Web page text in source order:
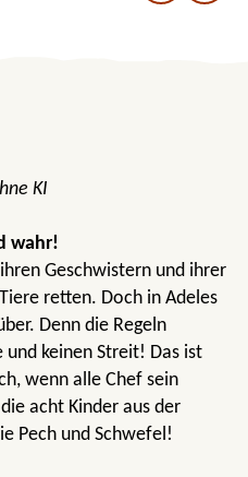
KI
wahr!
Geschwistern und ihrer
retten. Doch in Adeles
Denn die Regeln
und keinen Streit! Das ist
wenn alle Chef sein
acht Kinder aus der
Pech und Schwefel!